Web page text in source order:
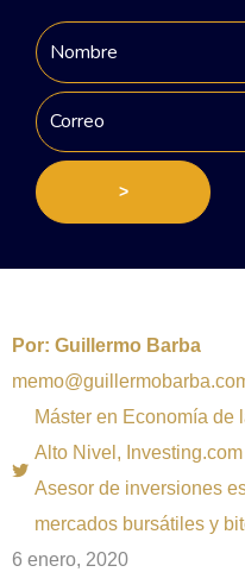
>
Por: Guillermo Barba
Máster en Economía de
Alto Nivel,
Asesor de inversiones
mercados bursátiles y
6 enero, 2020